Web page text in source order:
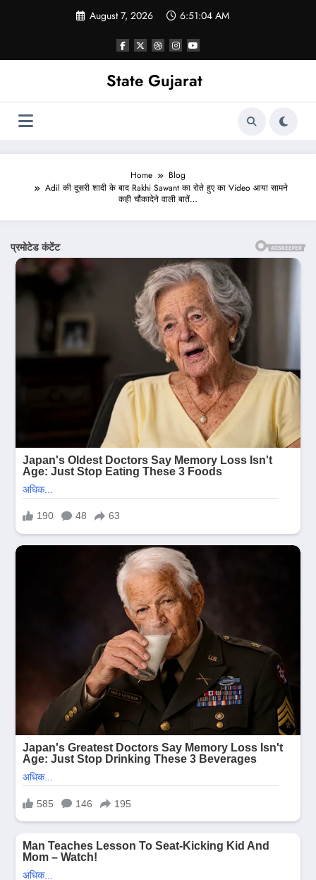
August 7, 2026 6:51:06 AM
State Gujarat
Home
Blog
Adil की दूसरी शादी के बाद Rakhi Sawant का रोते हुए का Video आया सामने
कही चौंकादेने वाली बातें…